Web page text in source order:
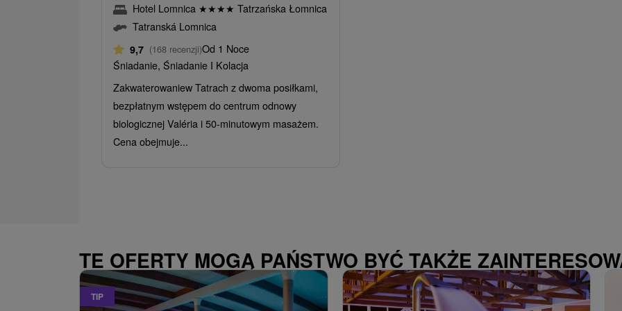
Hotel Lomnica ★★★★ Tatrzańska Łomnica
Tatranská Lomnica
9,7 (168 recenzji)Od 1 Noce
Śniadanie, Śniadanie I Kolacja
Zakwaterowaniew Tatrach z dwoma posiłkami,
bezpłatnym wstępem do centrum odnowy
biologicznej Valéria i 50-minutowym masażem.
Cena obejmuje...
TE OFERTY MOGĄ PAŃSTWO BYĆ TAKŻE
TIP